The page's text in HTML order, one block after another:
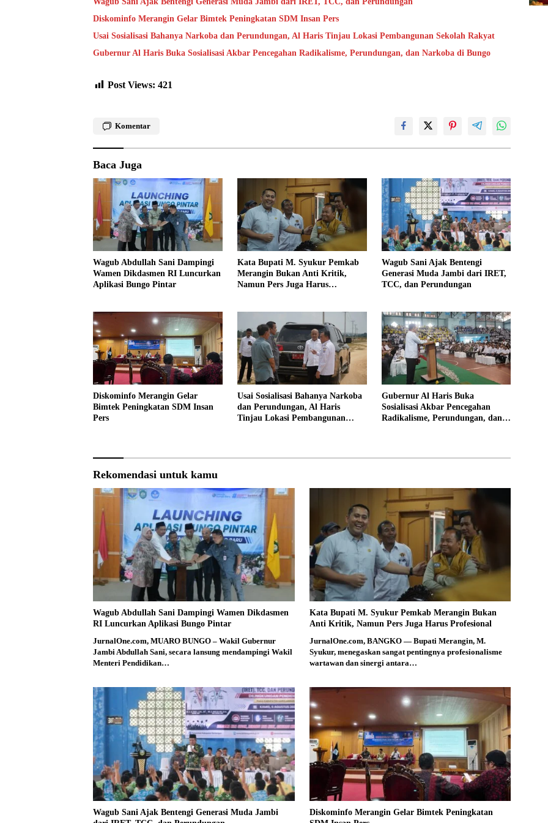
Diskominfo Merangin Gelar Bimtek Peningkatan SDM Insan Pers
Usai Sosialisasi Bahanya Narkoba dan Perundungan, Al Haris Tinjau Lokasi Pembangunan Sekolah Rakyat
Gubernur Al Haris Buka Sosialisasi Akbar Pencegahan Radikalisme, Perundungan, dan Narkoba di Bungo
Post Views: 421
Komentar
Baca Juga
Wagub Abdullah Sani Dampingi
Wamen Dikdasmen RI Luncurkan
Aplikasi Bungo Pintar
Kata Bupati M. Syukur Pemkab
Merangin Bukan Anti Kritik,
Namun Pers Juga Harus
Wagub Sani Ajak Bentengi
Generasi Muda Jambi dari IRET,
TCC, dan Perundungan
Diskominfo Merangin Gelar
Bimtek Peningkatan SDM Insan
Pers
Usai Sosialisasi Bahanya Narkoba
dan Perundungan, Al Haris
Tinjau Lokasi Pembangunan
Gubernur Al Haris Buka
Sosialisasi Akbar Pencegahan
Radikalisme, Perundungan, dan
Rekomendasi untuk kamu
Wagub Abdullah Sani Dampingi Wamen Dikdasmen
RI Luncurkan Aplikasi Bungo Pintar
JurnalOne.com, MUARO BUNGO – Wakil Gubernur
Jambi Abdullah Sani, secara lansung mendampingi Wakil
Menteri Pendidikan…
Kata Bupati M. Syukur Pemkab Merangin Bukan
Anti Kritik, Namun Pers Juga Harus Profesional
JurnalOne.com, BANGKO — Bupati Merangin, M.
Syukur, menegaskan sangat pentingnya profesionalisme
wartawan dan sinergi antara…
Wagub Sani Ajak Bentengi Generasi Muda Jambi
Diskominfo Merangin Gelar Bimtek Peningkatan